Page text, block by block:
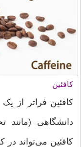
کافئین
کافئین فراتر از
دانشگاهی (مانند